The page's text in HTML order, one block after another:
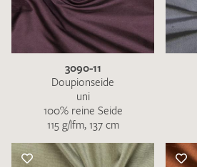
3090-11
Doupionseide
uni
100% reine Seide
115 g/lfm, 137 cm